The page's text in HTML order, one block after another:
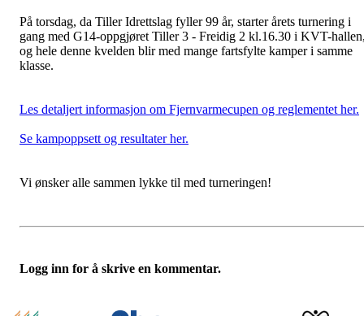
På torsdag, da Tiller Idrettslag fyller 99 år, starter årets turnering i
gang med G14-oppgjøret Tiller 3 - Freidig 2 kl.16.30 i KVT-
og hele denne kvelden blir med mange fartsfylte kamper i samme
klasse.
Les detaljert informasjon om Fjernvarmecupen og reglementet her.
Se kampoppsett og resultater her.
Vi ønsker alle sammen lykke til med turneringen!
Logg inn for å skrive en kommentar.